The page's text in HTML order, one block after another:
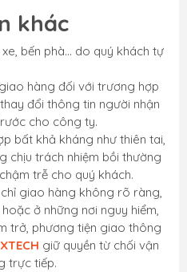
khác
bến phà… do quý khách tự
hàng đối với trương hợp
đổi thông tin người nhận
cho công ty.
bất khả kháng như thiên tai,
chịu trách nhiệm bồi thường
trễ cho quý khách.
giao hàng không rõ ràng,
ở những nơi nguy hiểm,
trở, phương tiện giao thông
giữ quyền từ chối vận
trực tiếp.